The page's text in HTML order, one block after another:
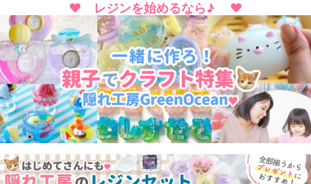
♥ レジンを始めるなら♪ ♥